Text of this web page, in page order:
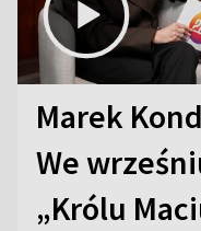
Marek
We
„Królu